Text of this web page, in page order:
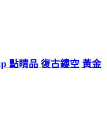
點睛品 復古鏤空 黃金